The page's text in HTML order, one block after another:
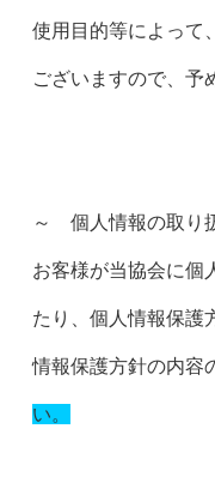
使用目的等によって
ございますので、予
～ 個人情報の取り
お客様が当協会に個
たり、個人情報保護
情報保護方針の内容
い。